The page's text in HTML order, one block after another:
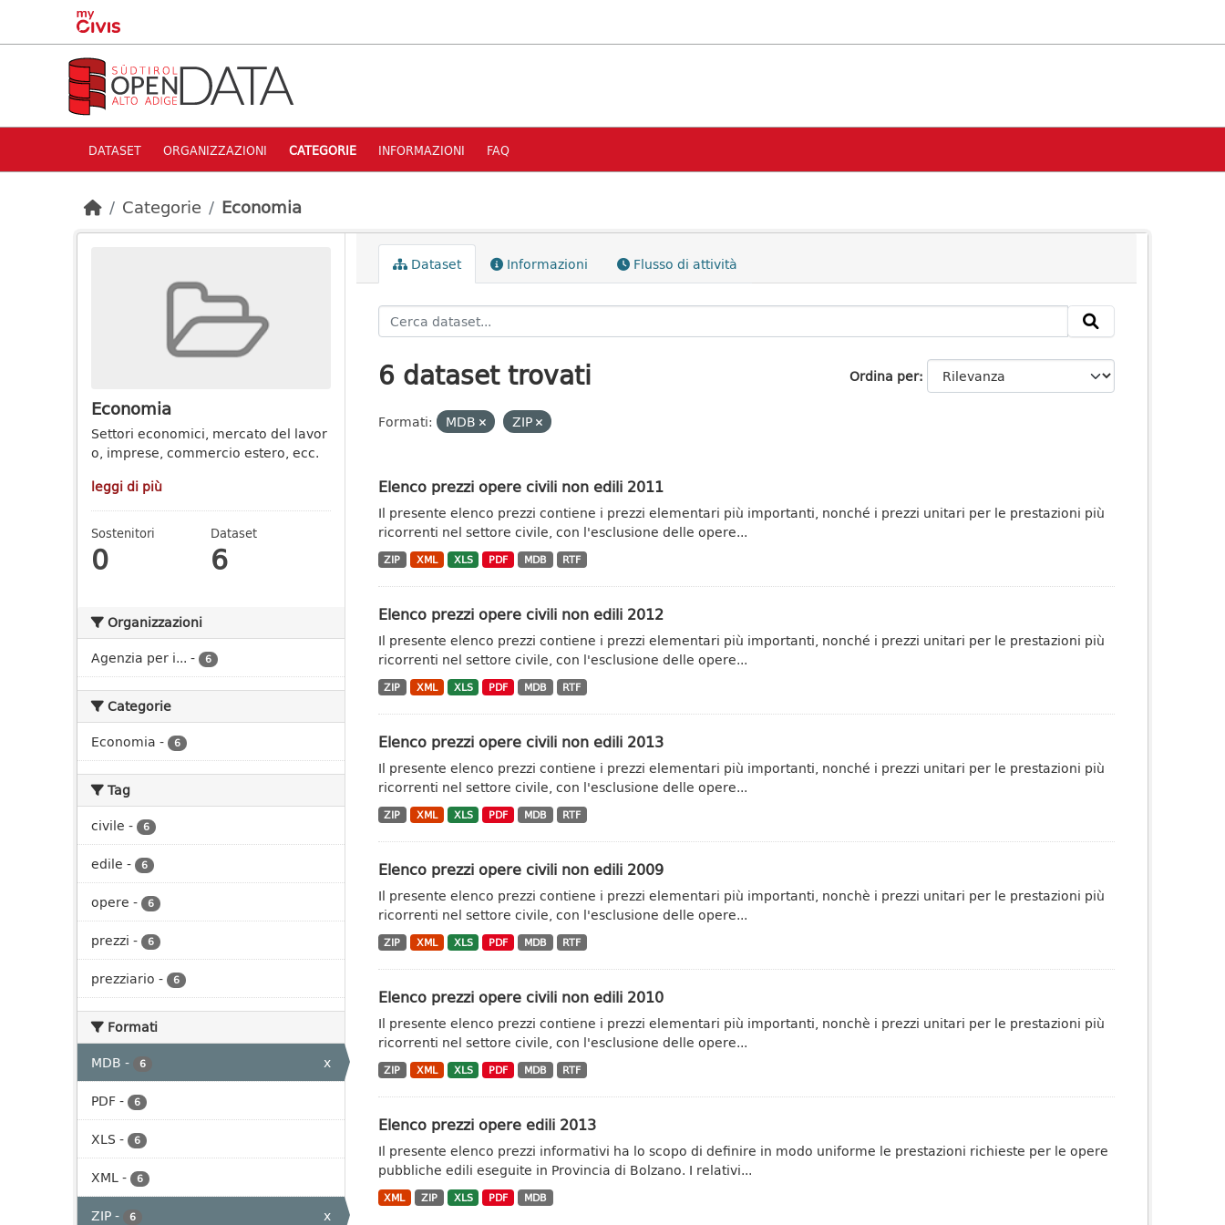
Skip to main content
DATASET ORGANIZZAZIONI CATEGORIE INFORMAZIONI FAQ
Categorie Economia
Economia
Settori economici, mercato del lavor
o, imprese, commercio estero, ecc.
leggi di più
Sostenitori
0
Dataset
6
Organizzazioni
Agenzia per i... - 6
Categorie
Economia - 6
Tag
civile - 6
edile - 6
opere - 6
prezzi - 6
prezziario - 6
Formati
MDB - 6
x
PDF- 6
XLS - 6
XML- 6
ZIP- 6 x
Dataset Informazioni Flusso di attività
Ordina per
6 dataset trovati
Formati: MDB ZIP
Elenco prezzi opere civili non edili 2011
Il presente elenco prezzi contiene i prezzi elementari più importanti, nonché i prezzi unitari per le prestazioni più
ricorrenti nel settore civile, con l'esclusione delle opere...
ZIP XML XLS PDF MDB RTF
Elenco prezzi opere civili non edili 2012
Il presente elenco prezzi contiene i prezzi elementari più importanti, nonché i prezzi unitari per le prestazioni più
ricorrenti nel settore civile, con l'esclusione delle opere...
ZIP XML XLS PDF MDB RTF
Elenco prezzi opere civili non edili 2013
Il presente elenco prezzi contiene i prezzi elementari più importanti, nonché i prezzi unitari per le prestazioni più
ricorrenti nel settore civile, con l'esclusione delle opere...
ZIP XML XLS PDF MDB RTF
Elenco prezzi opere civili non edili 2009
Il presente elenco prezzi contiene i prezzi elementari più importanti, nonchè i prezzi unitari per le prestazioni più
ricorrenti nel settore civile, con l'esclusione delle opere...
ZIP XML XLS PDF MDB RTF
Elenco prezzi opere civili non edili 2010
Il presente elenco prezzi contiene i prezzi elementari più importanti, nonchè i prezzi unitari per le prestazioni più
ricorrenti nel settore civile, con l'esclusione delle opere...
ZIP XML XLS PDF MDB RTF
Elenco prezzi opere edili 2013
Il presente elenco prezzi informativi ha lo scopo di definire in modo uniforme le prestazioni richieste per le opere
pubbliche edili eseguite in Provincia di Bolzano. I relativi...
XML ZIP XLS PDF MDB